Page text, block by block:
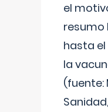
el
resumo
hasta
la
(fuente: